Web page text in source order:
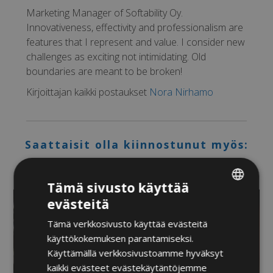
Marketing Manager of Softability Oy.
Innovativeness, effectivity and professionalism are
features that I represent and value. I consider new
challenges as exciting not intimidating. Old
boundaries are meant to be broken!
Kirjoittajan kaikki postaukset Nora Nirhamo
Saattaisit olla kiinnostunut myös:
ENGLISH
Tämä sivusto käyttää
evästeitä
Tämä verkkosivusto käyttää evästeitä
käyttökokemuksen parantamiseksi.
Käyttämällä verkkosivustoamme hyväksyt
kaikki evästeet evästekäytäntöjemme